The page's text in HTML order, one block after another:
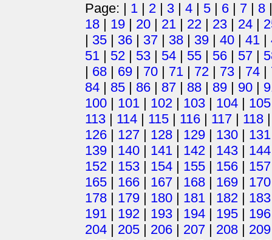
Page: | 1 | 2 | 3 | 4 | 5 | 6 | 7 | 8
18 | 19 | 20 | 21 | 22 | 23 | 24 |
| 35 | 36 | 37 | 38 | 39 | 40 | 41 |
51 | 52 | 53 | 54 | 55 | 56 | 57 |
| 68 | 69 | 70 | 71 | 72 | 73 | 74 |
84 | 85 | 86 | 87 | 88 | 89 | 90 |
100 | 101 | 102 | 103 | 104 | 105
113 | 114 | 115 | 116 | 117 | 118
126 | 127 | 128 | 129 | 130 | 131
139 | 140 | 141 | 142 | 143 | 144
152 | 153 | 154 | 155 | 156 | 157
165 | 166 | 167 | 168 | 169 | 170
178 | 179 | 180 | 181 | 182 | 183
191 | 192 | 193 | 194 | 195 | 196
204 | 205 | 206 | 207 | 208 | 209